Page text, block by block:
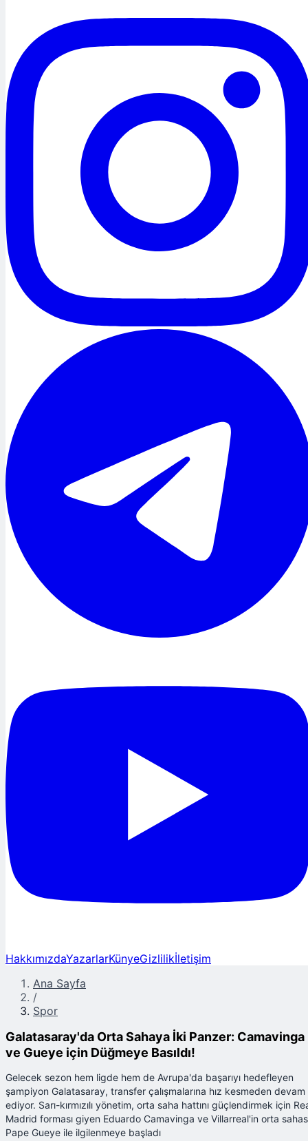
HakkımızdaYazarlarKünyeGizlilikİletişim
Ana Sayfa
/
Spor
Galatasaray'da Orta Sahaya İki Panzer: Camavinga
ve Gueye için Düğmeye Basıldı!
Gelecek sezon hem ligde hem de Avrupa'da başarıyı hedefleyen
şampiyon Galatasaray, transfer çalışmalarına hız kesmeden devam
ediyor. Sarı-kırmızılı yönetim, orta saha hattını güçlendirmek için
Madrid forması giyen Eduardo Camavinga ve Villarreal'in orta
Pape Gueye ile ilgilenmeye başladı